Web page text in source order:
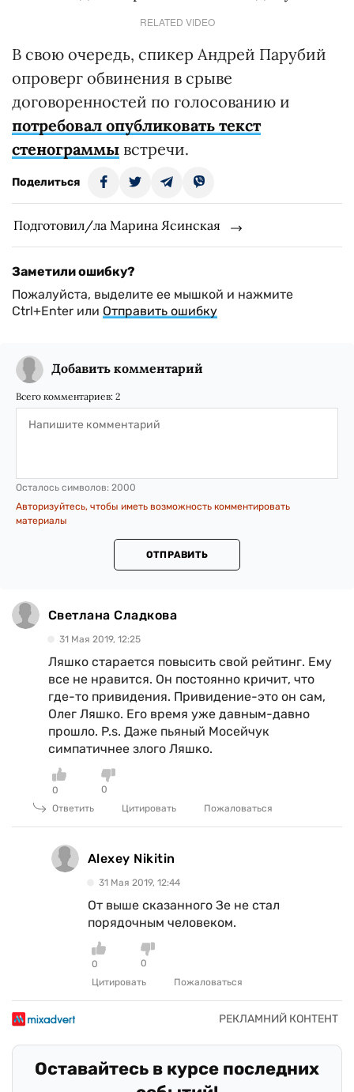
RELATED VIDEO
В свою очередь, спикер Андрей Парубий
опроверг обвинения в срыве
договоренностей по голосованию и
потребовал опубликовать текст
стенограммы встречи.
Поделиться
Подготовил/ла Марина Ясинская
Заметили ошибку?
Пожалуйста, выделите ее мышкой и нажмите
Ctrl+Enter или Отправить ошибку
Добавить комментарий
Всего комментариев: 2
Осталось символов: 2000
Авторизуйтесь, чтобы иметь возможность комментировать
материалы
ОТПРАВИТЬ
Светлана Сладкова
31 Мая 2019, 12:25
Ляшко старается повысить свой рейтинг. Ему
все не нравится. Он постоянно кричит, что
где-то привидения. Привидение-это он сам,
Олег Ляшко. Его время уже давным-давно
прошло. P.s. Даже пьяный Мосейчук
симпатичнее злого Ляшко.
0
0
Ответить
Цитировать Пожаловаться
Alexey Nikitin
31 Мая 2019, 12:44
От выше сказанного Зе не стал
порядочным человеком.
0
0
Цитировать
Пожаловаться
Оставайтесь в курсе последних